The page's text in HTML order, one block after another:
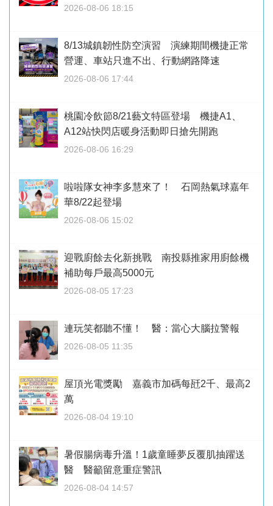
2026-08-06 18:15
8/13城鎮韌性防空演習 演練期間機捷正常
營運、車站只進不出、行動網路降速
2026-08-06 17:44
桃園冷飲節8/21藝文特區登場 機捷A1、
A12站快閃店暖身活動即日搶先開跑
2026-08-06 16:29
啦啦隊女神李多慧來了！ 石岡熱氣球嘉年
華8/22起登場
2026-08-06 15:02
迎戰廚餘去化新挑戰 南投縣推家用廚餘機
補助每戶最高5000元
2026-08-05 17:23
連玩笑都聽不懂！ 醫：當心大腦拉警報
2026-08-05 11:35
屋頂光電獎勵 嘉義市加碼每瓩2千、最高2
萬
2026-08-04 19:10
暑假腸病毒升溫！1歲童睡夢反覆肌抽躍送
醫 醫籲留意重症警訊
2026-08-04 14:57